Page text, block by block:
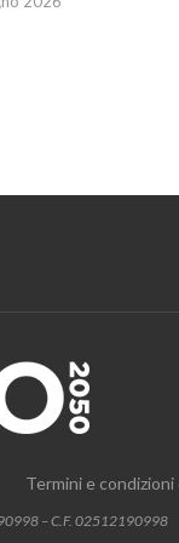
Termini e condizioni
– C.F. 02512190998